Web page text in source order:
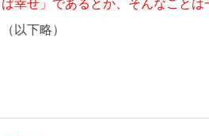
ば幸せ」であるとか、そんなことは
（以下略）